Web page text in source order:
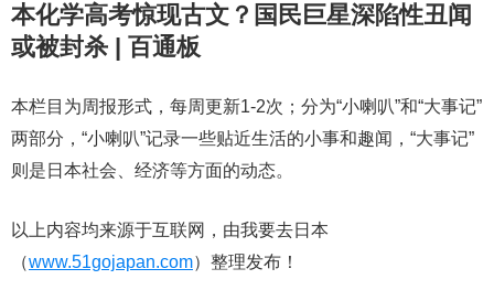
本化学高考惊现古文？国民巨星深陷性丑闻
或被封杀 | 百通板
本栏目为周报形式，每周更新1-2次；分为“小喇叭”和“大事记”
两部分，“小喇叭”记录一些贴近生活的小事和趣闻，“大事记”
则是日本社会、经济等方面的动态。
以上内容均来源于互联网，由我要去日本
（www.51gojapan.com）整理发布！